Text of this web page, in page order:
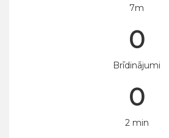
7m
0
Brīdinājumi
0
2 min